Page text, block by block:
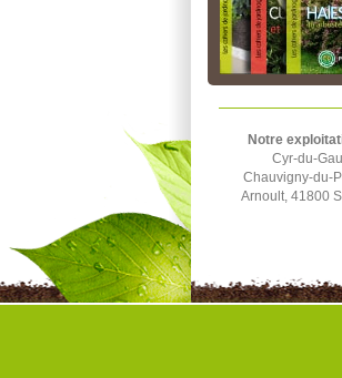
Notre
Cyr-du-
Chauvigny-du-
Arnoult, 41800